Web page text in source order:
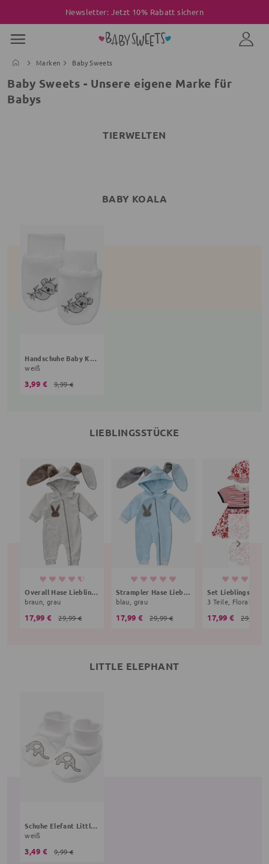
Newsletter: Jetzt 10% Rabatt sichern
Marken Baby Sweets
Baby Sweets - Unsere eigene Marke für
Babys
TIERWELTEN
BABY KOALA
Handschuhe Baby Koala
weiß
3,99 € 9,99 €
LIEBLINGSSTÜCKE
Overall Hase Lieblingsstücke
braun, grau
17,99 € 29,99 €
Strampler Hase Lieblingsstücke
blau, grau
17,99 € 29,99 €
Set
17,99 € 29,99 €
LITTLE ELEPHANT
Schuhe Elefant Little Elephant
weiß
3,49 € 9,99 €